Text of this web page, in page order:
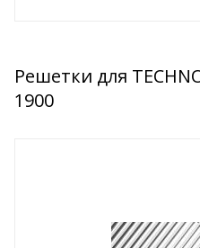
Решетки для
1900